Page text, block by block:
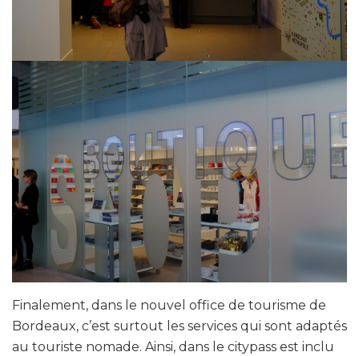
Finalement, dans le nouvel office de tourisme de
Bordeaux, c’est surtout les services qui sont adaptés
au touriste nomade. Ainsi, dans le citypass est inclu